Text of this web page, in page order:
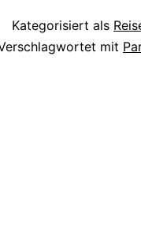
Kategorisiert als
mit